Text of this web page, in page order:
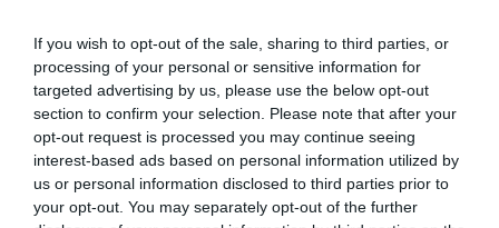
If you wish to opt-out of the sale, sharing to third parties, or
processing of your personal or sensitive information for
targeted advertising by us, please use the below opt-out
section to confirm your selection. Please note that after your
opt-out request is processed you may continue seeing
interest-based ads based on personal information utilized by
us or personal information disclosed to third parties prior to
your opt-out. You may separately opt-out of the further
Εργάστηκε ως καθηγητής στη μέση εκπαίδευση και από
το 1890 ως καθηγητής ρυθμικής και δραματολογίας στο
Ωδείο Αθηνών. Εκεί γνώρισε τη μαθήτριά του, Μπετίνα
Φραβασίλη, την οποία ερωτεύτηκε. Ο ατυχής έρωτάς
του, σε συνδυασμό με ψυχικά τραύματα του
παρελθόντος, είχαν ως συνέπεια τον εγκλεισμό του στο
Δρομοκαΐτειο, όπου πέθανε το 1896. Στο λογοτεχνικό